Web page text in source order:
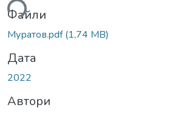
Файли
Муратов.pdf(1,74 MB)
Дата
2022
Автори